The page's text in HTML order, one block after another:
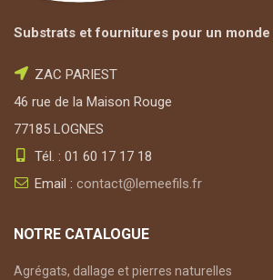
Substrats et fournitures pour un monde
ZAC PARIEST
46 rue de la Maison Rouge
77185 LOGNES
Tél. : 01 60 17 17 18
Email : contact@lemeefils.fr
NOTRE CATALOGUE
Agrégats, dallage et pierres naturelles